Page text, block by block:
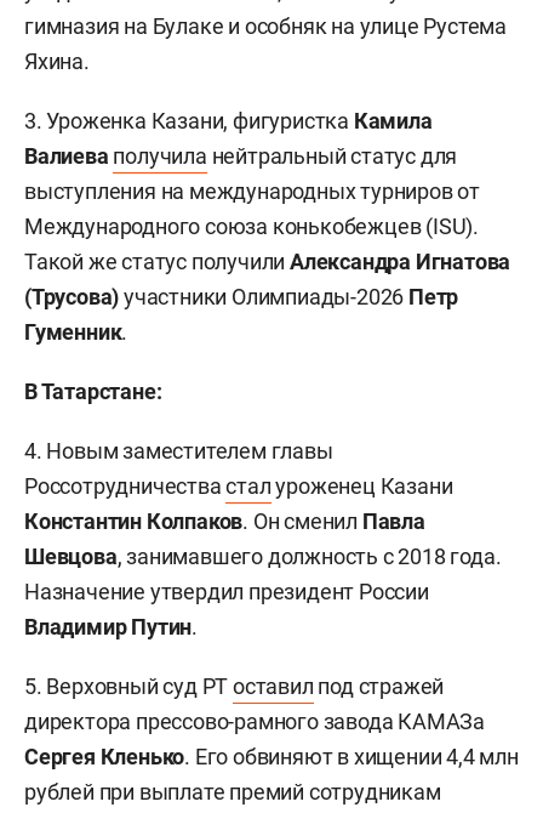
гимназия на Булаке и особняк на улице Рустема
Яхина.
3. Уроженка Казани, фигуристка Камила
Валиева получила нейтральный статус для
выступления на международных турниров от
Международного союза конькобежцев (ISU).
Такой же статус получилиАлександра Игнатова
(Трусова)участники Олимпиады-2026 Петр
Гуменник.
В Татарстане:
4. Новым заместителем главы
Россотрудничествасталуроженец Казани
Константин Колпаков. Он сменил Павла
Шевцова, занимавшего должность с 2018 года.
Назначение утвердил президент России
Владимир Путин.
5. Верховный суд РТоставил под стражей
директора прессово-рамного завода КАМАЗа
Сергея Кленько. Его обвиняют в хищении 4,4 млн
рублей при выплате премий сотрудникам